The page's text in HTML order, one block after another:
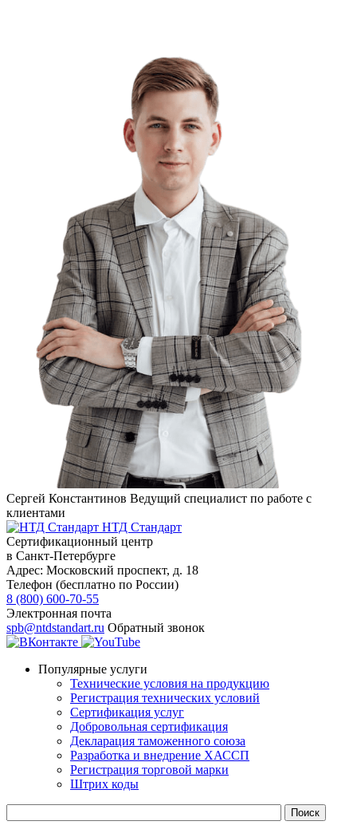
Сергей Константинов Ведущий специалист по работе с
клиентами
НТД Стандарт
Сертификационный центр
в Санкт-Петербурге
Адрес: Московский проспект, д. 18
Телефон (бесплатно по России)
8 (800) 600-70-55
Электронная почта
spb@ntdstandart.ru Обратный звонок
Популярные услуги
Технические условия на продукцию
Регистрация технических условий
Сертификация услуг
Добровольная сертификация
Декларация таможенного союза
Разработка и внедрение ХАССП
Регистрация торговой марки
Штрих коды